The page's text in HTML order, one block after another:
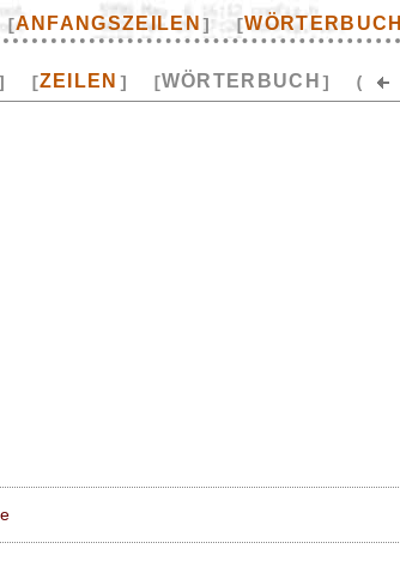
[ANFANGSZEILEN ] [WÖRTERBUCH
[ZEILEN ] [WÖRTERBUCH ] (